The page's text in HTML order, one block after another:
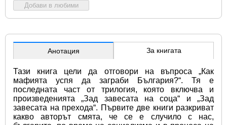
Добави в любими
Анотация За книгата
Тази книга цели да отговори на въпроса „Как
мафията успя да заграби България?“. Тя е
последната част от трилогия, която включва и
произведенията „Зад завесата на соца“ и „Зад
завесата на прехода“. Първите две книги разкриват
какво авторът смята, че се е случило с нас,